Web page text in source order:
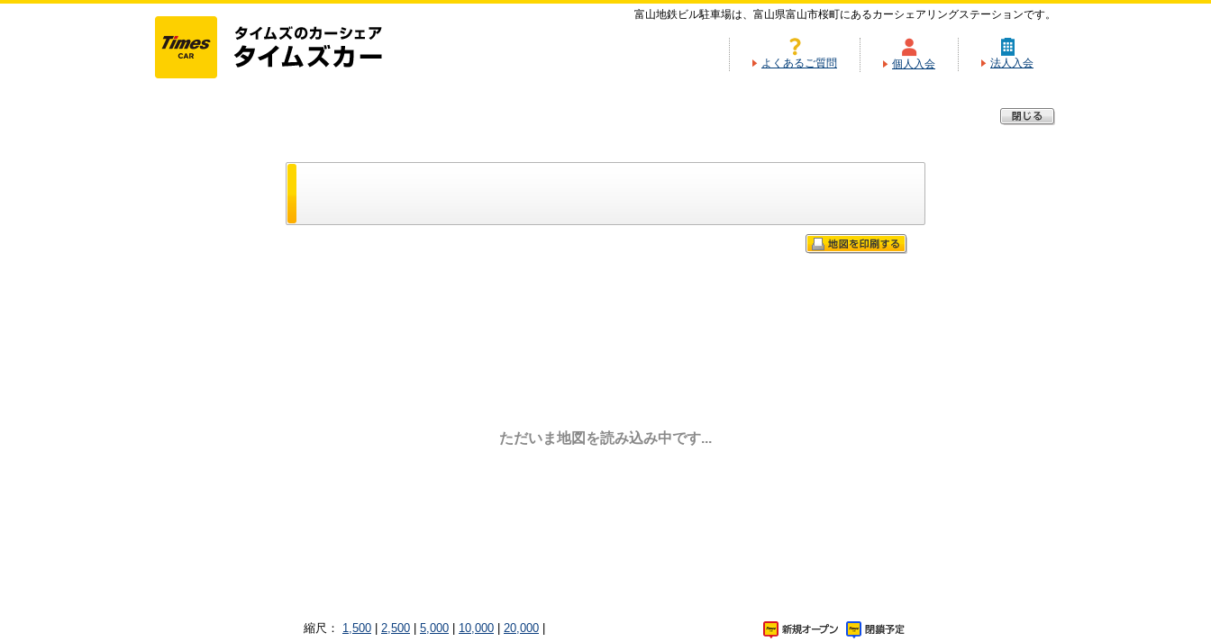
富山地鉄ビル駐車場は、富山県富山市桜町にあるカーシェアリングステーションです。
よくあるご質問 個人入会 法人入会
ただいま地図を読み込み中です...
縮尺： 1,500 2,500 5,000 10,000 20,000